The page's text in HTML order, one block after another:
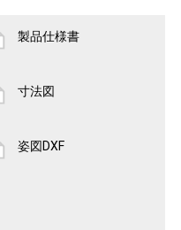
製品仕様書
寸法図
姿図DXF